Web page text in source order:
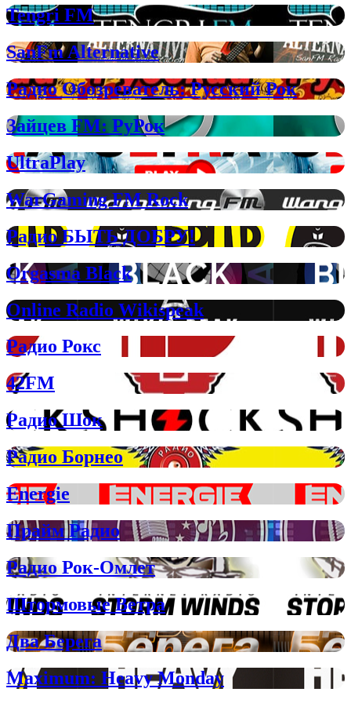
Tengri FM
SanFm Alternative
Радио Обозреватель: Русский Рок
Зайцев FM: РуРок
UltraPlay
WarGaming FM Rock
Радио БЫТЬ ДОБРУ!
Orgasma Black
Online Radio Wikispeak
Радио Рокс
42FM
Радио Шок
Радио Борнео
Energie
Прайм Радио
Радио Рок-Омлет
Штормовые Ветра
Два Берега
Maximum: Heavy Monday